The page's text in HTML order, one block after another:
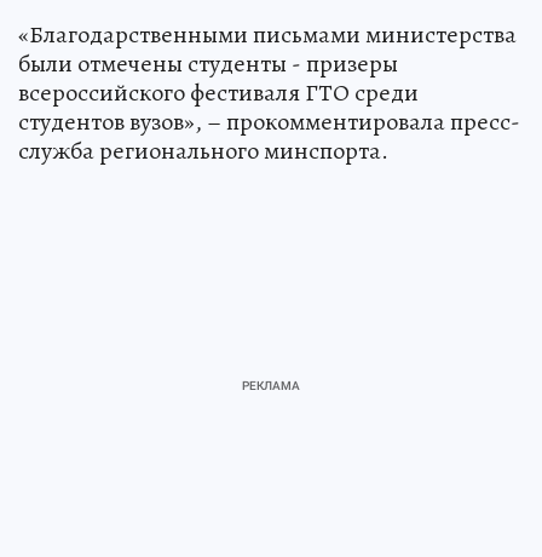
«Благодарственными письмами министерства
были отмечены студенты - призеры
всероссийского фестиваля ГТО среди
студентов вузов», – прокомментировала пресс-
служба регионального минспорта.